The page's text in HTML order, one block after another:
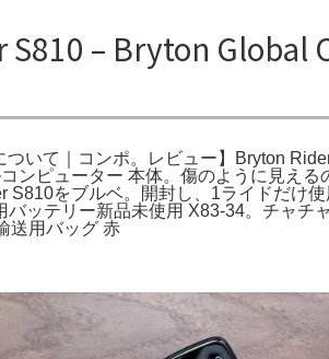
– Bryton Global
いて｜コンポ。レビュー】Bryton
ンピューター 本体。傷のように見える
をブルベ。開封し、1ライドだけ
ッテリー新品未使用 X83-34。チャチ
送用バッグ 赤